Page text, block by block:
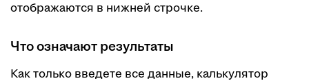
отображаются в нижней строчке.
Что означают результаты
Как только введете все данные, калькулятор